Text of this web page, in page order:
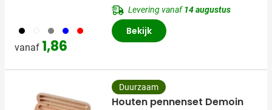
001 002 003 005 008
vanaf 1,86
Levering vanaf14 augustus
Bekijk
Duurzaam
Houten pennenset Demoin